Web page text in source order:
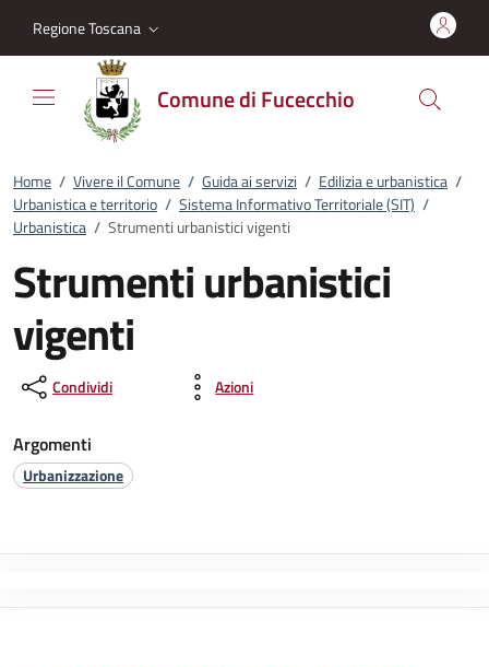
Regione Toscana
Comune di Fucecchio
Home / Vivere il Comune / Guida ai servizi / Edilizia e urbanistica /
Urbanistica e territorio / Sistema Informativo Territoriale (SIT) /
Urbanistica / Strumenti urbanistici vigenti
Strumenti urbanistici
vigenti
Condividi Azioni
Argomenti
Urbanizzazione